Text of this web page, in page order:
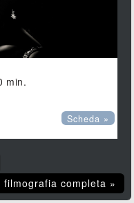
min.
Scheda »
filmografia completa »